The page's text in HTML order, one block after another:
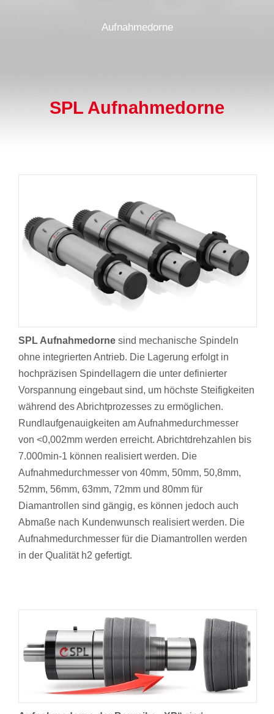
Aufnahmedorne
SPL Aufnahmedorne
SPL Aufnahmedorne sind mechanische Spindeln
ohne integrierten Antrieb. Die Lagerung erfolgt in
hochpräzisen Spindellagern die unter definierter
Vorspannung eingebaut sind, um höchste Steifigkeiten
während des Abrichtprozesses zu ermöglichen.
Rundlaufgenauigkeiten am Aufnahmedurchmesser
von <0,002mm werden erreicht. Abrichtdrehzahlen bis
7.000min-1 können realisiert werden. Die
Aufnahmedurchmesser von 40mm, 50mm, 50,8mm,
52mm, 56mm, 63mm, 72mm und 80mm für
Diamantrollen sind gängig, es können jedoch auch
Abmaße nach Kundenwunsch realisiert werden. Die
Aufnahmedurchmesser für die Diamantrollen werden
in der Qualität h2 gefertigt.